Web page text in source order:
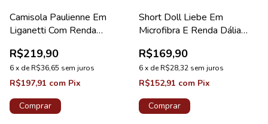
Camisola Paulienne Em
Liganetti Com Renda
R$219,90
6x deR$36,65 sem juros
R$197,91 com Pix
Comprar
Short Doll Liebe Em
Microfibra E Renda Dália
R$169,90
6x deR$28,32 sem juros
R$152,91 com Pix
Comprar